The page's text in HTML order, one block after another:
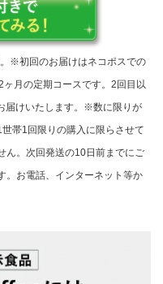
※初回のお届けはネコポスでの
月の定期コースです。2回目以
届けいたします。※数に限りが
帯1回限りの購入に限らさせて
ん。次回発送の10日前までにご
。お電話、インターネット等か